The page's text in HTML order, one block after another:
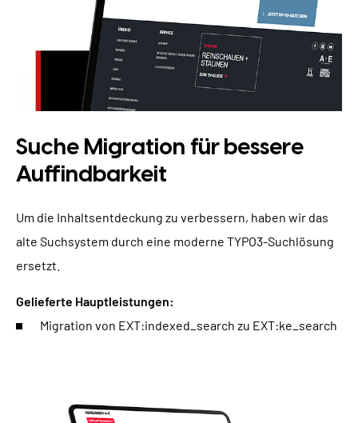
Suche Migration für bessere
Auffindbarkeit
Um die Inhaltsentdeckung zu verbessern, haben wir das
alte Suchsystem durch eine moderne TYPO3-Suchlösung
ersetzt.
Gelieferte Hauptleistungen:
Migration von EXT:indexed_search zu EXT:ke_search